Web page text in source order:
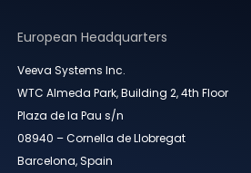
European Headquarters
Veeva Systems Inc.
WTC Almeda Park, Building 2, 4th Floor
Plaza de la Pau s/n
08940 – Cornella de Llobregat
Barcelona, Spain